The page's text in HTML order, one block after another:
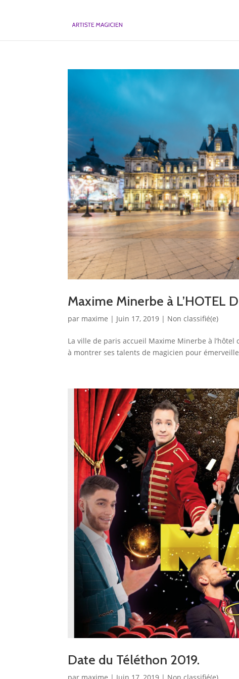
Maxime Minerbe à L’HOTEL
par maxime | Juin 17, 2019 | Non classifié(e)
La ville de paris accueil Maxime Minerbe à
à montrer ses talents de magicien pour
Date du Téléthon 2019.